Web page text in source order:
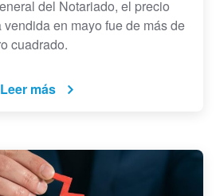
del Notariado, el precio
en mayo fue de más de
cuadrado.
Leer más